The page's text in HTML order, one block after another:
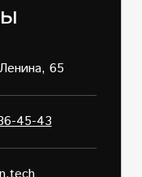
65
45-43